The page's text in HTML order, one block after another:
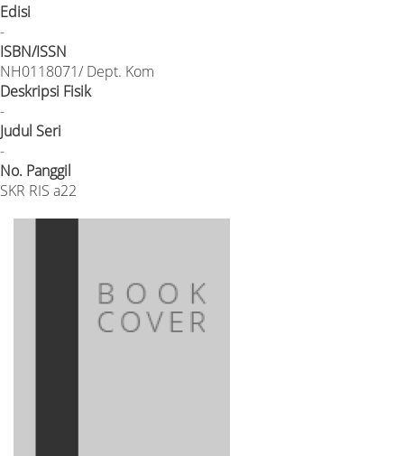
Edisi
-
ISBN/ISSN
NH0118071/ Dept. Kom
Deskripsi Fisik
-
Judul Seri
-
No. Panggil
SKR RIS a22